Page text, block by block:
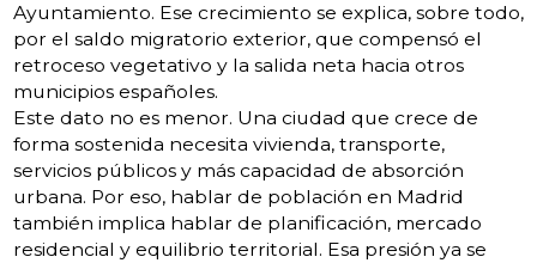
Ayuntamiento. Ese crecimiento se explica, sobre todo,
por el saldo migratorio exterior, que compensó el
retroceso vegetativo y la salida neta hacia otros
municipios españoles.
Este dato no es menor. Una ciudad que crece de
forma sostenida necesita vivienda, transporte,
servicios públicos y más capacidad de absorción
urbana. Por eso, hablar de población en Madrid
también implica hablar de planificación, mercado
residencial y equilibrio territorial. Esa presión ya se